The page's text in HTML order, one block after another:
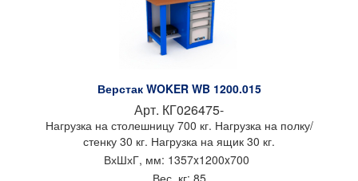
Полка/стенка 740 SMART — 1 шт. Нагрузка на полку/стенку 30
Дополнительно может комплектоваться:
возможные аксессуары)
Тип покрытия: порошковое
Цвет: комбинированный (темно-серый RAL7016/светло-серый
Верстак WOKER WB 1200.015
Арт. КГ026475-
Нагрузка на столешницу 700 кг. Нагрузка на полку/
стенку 30 кг. Нагрузка на ящик 30 кг.
ВхШхГ, мм: 1357x1200x700